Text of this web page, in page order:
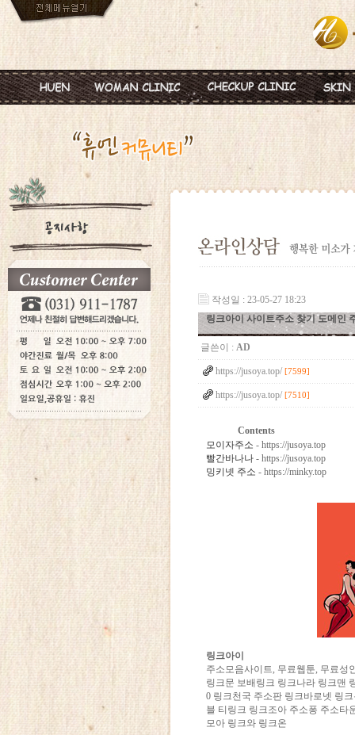
진료안내
진료시간
병원둘러보기
찾아오시는길
피임
월경이상
질염 및 성병
갱년기 및 폐경
여성성형
혈액종합검진
미혼여성검진
초기임신검진
작성일 : 23-05-27 18:23
링크아이 사이트주소 찾기 도메인
글쓴이 : AD
https://jusoya.top/ [7599]
https://jusoya.top/ [7510]
Contents
모이자주소 - https://jusoya.top
빨간바나나 - https://jusoya.top
밍키넷 주소 - https://minky.top
링크아이
주소모음사이트, 무료웹툰, 무료성
링크문 보배링크 링크나라 링크맨
0 링크천국 주소판 링크바로넷 링
블 티링크 링크조아 주소퐁 주소타
모아 링크와 링크온